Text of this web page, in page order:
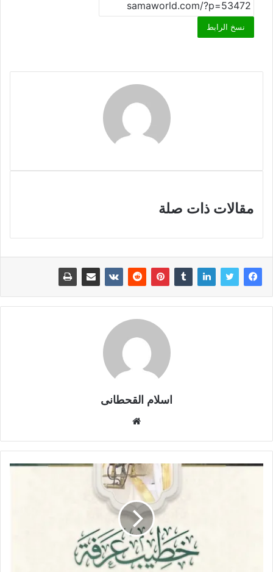
نسخ الرابط
مقالات ذات صلة
اسلام القحطانى
ق
ع
ا
و
ب